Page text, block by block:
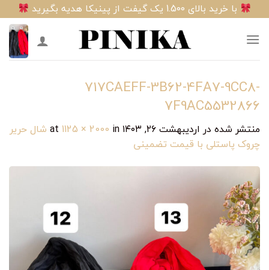
to
content
با خرید بالای 1.500 یک گیفت از پینیکا هدیه بگیرید
717CAEFF-3B62-4FA7-9CC8-
7F9AC5532866
منتشر شده در اردیبهشت ۲۶, ۱۴۰۳ 1125 × 2000 in
شال حریر
چروک پاستلی با قیمت تضمینی